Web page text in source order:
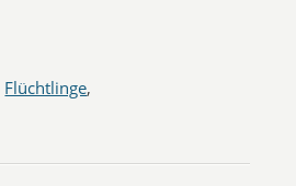
Flüchtlinge,